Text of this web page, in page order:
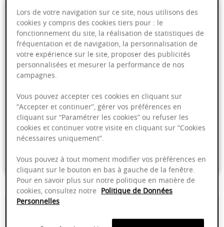
75,00 €
75cl- soit100,00 € / L
Livraison offerte dans nos points de vente
Emballage anti-casse
Paiement sécurisé
14,50%
Lors de votre navigation sur ce site, nous utilisons des
cookies y compris des cookies tiers pour : le
fonctionnement du site, la réalisation de statistiques de
fréquentation et de navigation, la personnalisation de
votre expérience sur le site, proposer des publicités
personnalisées et mesurer la performance de nos
campagnes.
Vous pouvez accepter ces cookies en cliquant sur
“Accepter et continuer”, gérer vos préférences en
cliquant sur “Paramétrer les cookies” ou refuser les
cookies et continuer votre visite en cliquant sur “Cookies
nécessaires uniquement”.
Vous pouvez à tout moment modifier vos préférences en
cliquant sur le bouton en bas à gauche de la fenêtre.
Pour en savoir plus sur notre politique en matière de
cookies, consultez notre Politique de Données
Personnelles